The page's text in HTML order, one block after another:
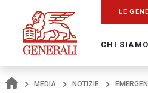
Navigate On Generali.com
shortcut to press release
shortcut to financial figures
shortcut to financial calendar
shortcut to Generali stock
shortcut to career
go to HomePage
go to search
go to map
go to Italian version
go to English version
Main content LE
CHI SIAMO
MEDIA NOTIZIE